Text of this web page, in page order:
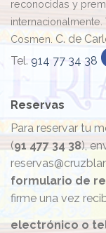
reconocidas y
Cosmen. C. de
Tel. 914 77 34 38
Reservas
Para reservar tu
(91 477 34 38),
formulario de
firme una vez
electrónico o